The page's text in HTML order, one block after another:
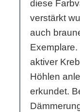
diese
verstärkt
auch
aktiver
Höhlen
erkundet.